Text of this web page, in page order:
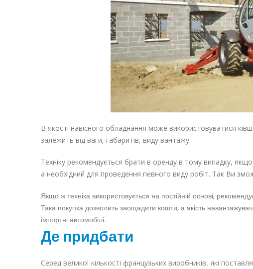
В якості навісного обладнання може використовуватися
залежить від ваги, габаритів, виду вантажу.
Техніку рекомендується брати в оренду в тому випадку, якщо
а необхідний для проведення певного виду робіт. Так Ви
Якщо ж техніка використовується на постійній основі,
Така покупка дозволить заощадити кошти, а якість
імпортні автомобілі.
Де придбати
Серед великої кількості французьких виробників, які